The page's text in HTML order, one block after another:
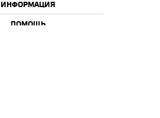
ИНФОРМАЦИЯ
ПОМОЩЬ